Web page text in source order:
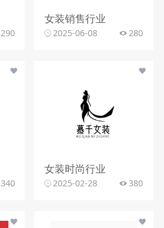
290
女装销售行业
2025-06-08 280
340
女装时尚行业
2025-02-28 380